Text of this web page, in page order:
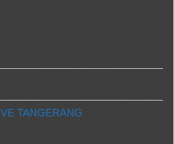
TANGERANG